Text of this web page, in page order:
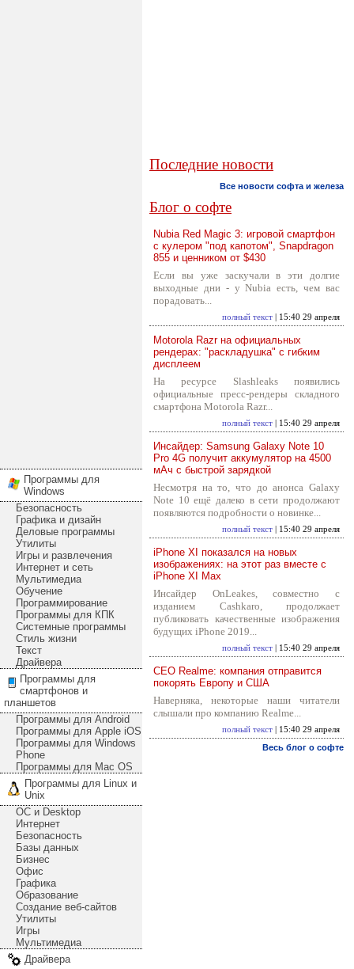
Программы для
Windows
Безопасность
Графика и дизайн
Деловые программы
Утилиты
Игры и развлечения
Интернет и сеть
Мультимедиа
Обучение
Программирование
Программы для КПК
Системные программы
Стиль жизни
Текст
Драйвера
Программы для
смартфонов и
планшетов
Программы для Android
Программы для Apple iOS
Программы для Windows
Phone
Программы для Mac OS
Программы для Linux и
Unix
ОС и Desktop
Интернет
Безопасность
Базы данных
Бизнес
Офис
Графика
Образование
Создание веб-сайтов
Утилиты
Игры
Мультимедиа
Драйвера
Последние новости
Все новости софта и железа
Блог о софте
Nubia Red Magic 3: игровой смартфон
с кулером "под капотом", Snapdragon
855 и ценником от $430
Если вы уже заскучали в эти долгие
выходные дни - у Nubia есть, чем вас
порадовать...
полный текст | 15:40 29 апреля
Motorola Razr на официальных
рендерах: "раскладушка" с гибким
дисплеем
На ресурсе Slashleaks появились
официальные пресс-рендеры складного
смартфона Motorola Razr...
полный текст | 15:40 29 апреля
Инсайдер: Samsung Galaxy Note 10
Pro 4G получит аккумулятор на 4500
мАч с быстрой зарядкой
Несмотря на то, что до анонса Galaxy
Note 10 ещё далеко в сети продолжают
появляются подробности о новинке...
полный текст | 15:40 29 апреля
iPhone XI показался на новых
изображениях: на этот раз вместе с
iPhone XI Max
Инсайдер OnLeakes, совместно с
изданием Cashkaro, продолжает
публиковать качественные изображения
будущих iPhone 2019...
полный текст | 15:40 29 апреля
CEO Realme: компания отправится
покорять Европу и США
Наверняка, некоторые наши читатели
слышали про компанию Realme...
полный текст | 15:40 29 апреля
Весь блог о софте